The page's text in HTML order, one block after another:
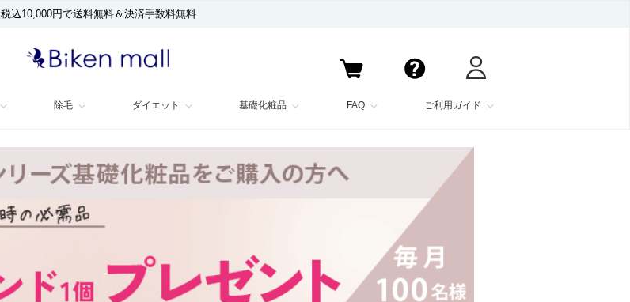
税込10,000円で送料無料＆決済手数料無料
除毛 ダイエット 基礎化粧品 FAQ ご利用ガイド